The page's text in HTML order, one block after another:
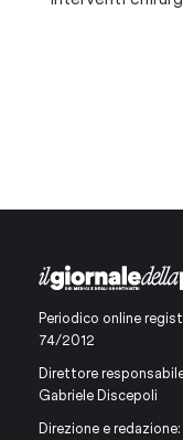
Periodico online
74/2012
Direttore
Gabriele Discepoli
Direzione e redazione: